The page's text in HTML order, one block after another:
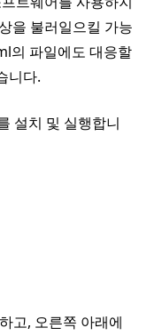
을 불러일으킬 가능
의 파일에도 대응할
니다.
설치 및 실행합니
고, 오른쪽 아래에